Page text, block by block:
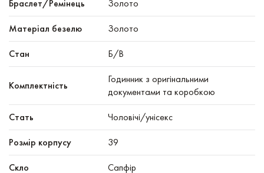
Браслет/Ремінець Золото
Матеріал безелю Золото
Стан Б/В
Комплектність
Годинник з оригінальними
документами та коробкою
Стать Чоловічі/унісекс
Розмір корпусу 39
Скло Сапфір